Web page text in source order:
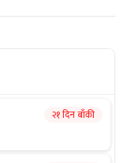
२१ दिन बाँकी